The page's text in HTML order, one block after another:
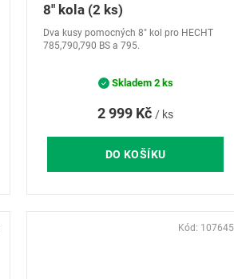
8" kola (2 ks)
2 999 Kč / ks
DO KOŠÍKU
Dva kusy pomocných 8" kol pro HECHT
785,790,790 BS a 795.
Skladem 2 ks
Kód: 107645